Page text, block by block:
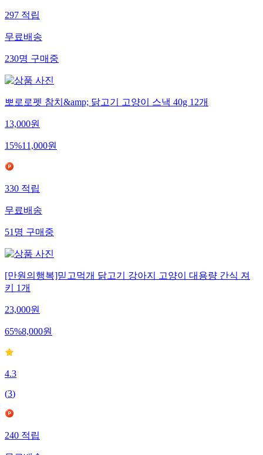
297적립
무료배송
230명구매중
뽀로로펫 참치&amp; 닭고기 고양이 스낵 40g 12개
13,000원
15%11,000원
330적립
무료배송
51명구매중
[만원의행복]믿고먹개 닭고기 강아지 고양이 대용량 간식 져
키 1개
23,000원
65%8,000원
4.3
(3)
240적립